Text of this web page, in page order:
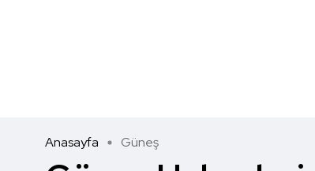
Anasayfa Güneş